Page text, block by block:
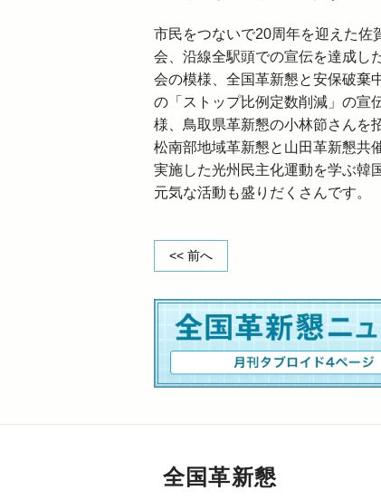
市民をつないで20周年を迎えた佐
会、沿線全駅頭での宣伝を達成し
会の模様、全国革新懇と安保破棄
の「ストップ比例定数削減」の宣
様、鳥取県革新懇の小林節さんを
松南部地域革新懇と山田革新懇共
実施した光州民主化運動を学ぶ韓
元気な活動も盛りだくさんです。
<< 前へ
全国革新懇